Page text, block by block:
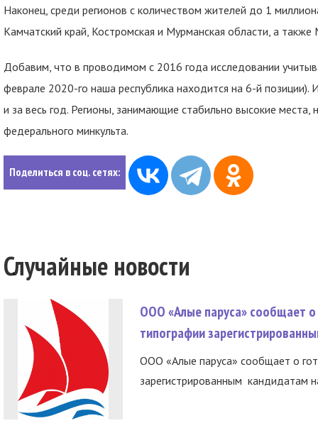
Наконец, среди регионов с количеством жителей до 1
Камчатский край, Костромская и Мурманская области, а
Добавим, что в проводимом с 2016 года исследовании
феврале 2020-го наша республика находится на 6-й позиции).
и за весь год. Регионы, занимающие стабильно высокие
федерального минкульта.
Поделиться в соц. сетях:
Случайные новости
ООО «Алые паруса» сообщает о
типографии
ООО «Алые паруса» сообщает о
зарегистрированным кандидатам